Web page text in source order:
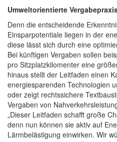
Umweltorientierte
Denn die entscheidende
Einsparpotentiale liegen in der
diese lässt sich durch eine
Bei künftigen Vergaben sollen
pro Sitzplatzkilomenter eine
hinaus stellt der Leitfaden einen
energiesparenden Technologien
oder zeigt rechtssichere
Vergaben von
„Dieser Leitfaden schafft große
denn nun können sie aktiv auf
Lärmbelästigung einwirken. Wir